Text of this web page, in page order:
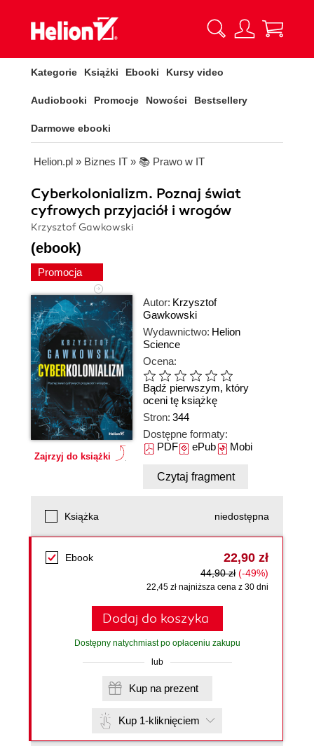
Kategorie Książki Ebooki Kursy video
Audiobooki Promocje Nowości Bestsellery
Darmowe ebooki
Helion.pl » Biznes IT » 📚 Prawo w IT
Cyberkolonializm. Poznaj świat
cyfrowych przyjaciół i wrogów
Krzysztof Gawkowski
(ebook)
Promocja
Zajrzyj do książki
Autor: Krzysztof
Gawkowski
Wydawnictwo: Helion
Science
Ocena:
Bądź pierwszym, który
oceni tę książkę
Stron: 344
Dostępne formaty:
PDFePubMobi
Czytaj fragment
Książka niedostępna
Ebook 22,90 zł
44,90 zł (-49%)
22,45 zł najniższa cena z 30 dni
Dodaj do koszyka
Dostępny natychmiast po opłaceniu zakupu
lub
Kup na prezent
Kup 1-kliknięciem